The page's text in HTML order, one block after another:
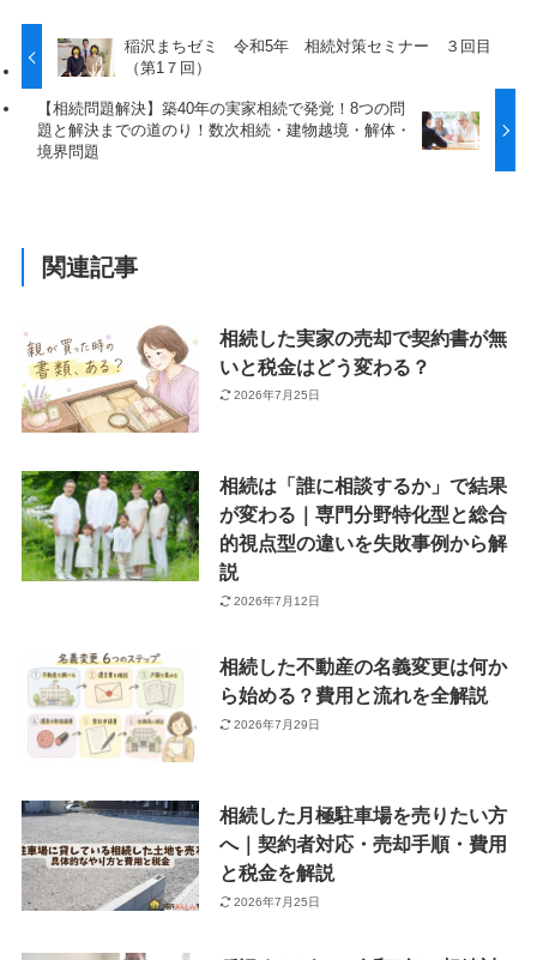
稲沢まちゼミ 令和5年 相続対策セミナー ３回目
（第1７回）
【相続問題解決】築40年の実家相続で発覚！8つの問
題と解決までの道のり！数次相続・建物越境・解体・
境界問題
関連記事
相続した実家の売却で契約書が無
いと税金はどう変わる？
2026年7月25日
相続は「誰に相談するか」で結果
が変わる｜専門分野特化型と総合
的視点型の違いを失敗事例から解
説
2026年7月12日
相続した不動産の名義変更は何か
ら始める？費用と流れを全解説
2026年7月29日
相続した月極駐車場を売りたい方
へ｜契約者対応・売却手順・費用
と税金を解説
2026年7月25日